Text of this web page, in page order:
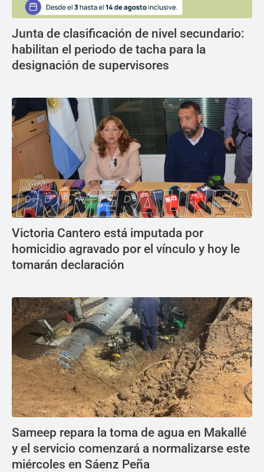
Junta de clasificación de nivel secundario:
habilitan el periodo de tacha para la
designación de supervisores
Victoria Cantero está imputada por
homicidio agravado por el vínculo y hoy le
tomarán declaración
Sameep repara la toma de agua en Makallé
y el servicio comenzará a normalizarse este
miércoles en Sáenz Peña